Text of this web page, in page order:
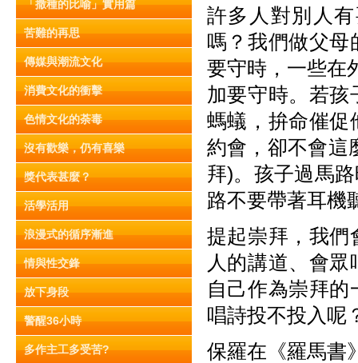
「撒種的比喻」實用篇
苦難的再思
傳媒與潮流文化
消費文化的衝擊
色情文化的荼毒
沒有歡樂，仍有喜樂
獎代表甚麼？
活學活用
浪漫式的循序漸進
情與性交鋒
放下身段
警醒36小時
多作主工多受苦?
許多人對別人
嗎？我們做父母
要守時，一些在
加要守時。若孩
螞蟻，拚命催促
約會，卻不會這
拜)。孩子過馬
路不要帶著耳機
提起崇拜，我們
人的講道、會
自己作為崇拜
唱詩投不投入呢
保羅在《羅馬書